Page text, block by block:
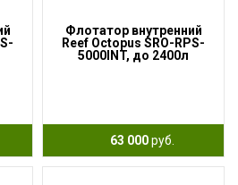
Флотатор внутренний
Reef Octopus SRO-RPS-
5000INT, до 2400л
63 000руб.